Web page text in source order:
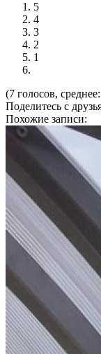
5
4
3
2
1
(7 голосов,
Поделитесь с
Похожие записи: